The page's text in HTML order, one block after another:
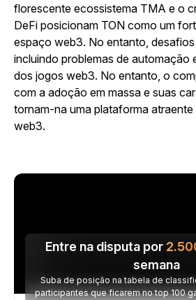
florescente ecossistema TMA e o
DeFi posicionam TON como um
espaço web3. No entanto, desafios
incluindo problemas de automação
dos jogos web3. No entanto, o
com a adoção em massa e suas
tornam-na uma plataforma
web3.
Entre na disputa por
semana
Suba de posição na tabela de
participantes que ficarem no top 100